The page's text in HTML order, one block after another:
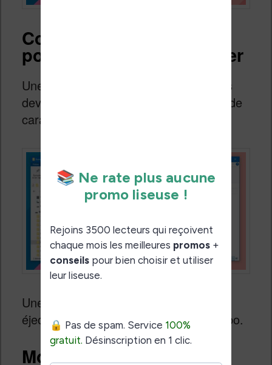
Copier les fichiers de
police TTF dans le dossier
Une fois le dossier « fonts » créé, vous
devez y copier les fichiers de la police de
caractères que vous avez téléchargé :
Une fois que c’est fait, vous pouvez
éjecter et débrancher votre liseuse Kobo.
Modifier la police sur la